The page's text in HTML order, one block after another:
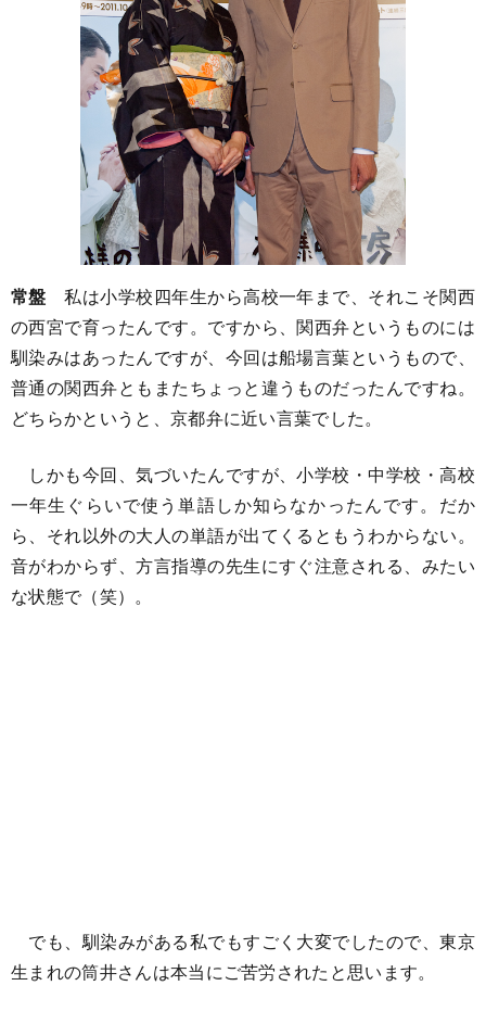
常盤 私は小学校四年生から高校一年まで、それこそ関西
の西宮で育ったんです。ですから、関西弁というものには
馴染みはあったんですが、今回は船場言葉というもので、
普通の関西弁ともまたちょっと違うものだったんですね。
どちらかというと、京都弁に近い言葉でした。
しかも今回、気づいたんですが、小学校・中学校・高校
一年生ぐらいで使う単語しか知らなかったんです。だか
ら、それ以外の大人の単語が出てくるともうわからない。
音がわからず、方言指導の先生にすぐ注意される、みたい
な状態で（笑）。
でも、馴染みがある私でもすごく大変でしたので、東京
生まれの筒井さんは本当にご苦労されたと思います。